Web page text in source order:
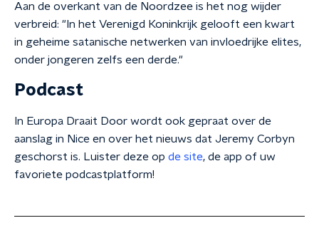
Aan de overkant van de Noordzee is het nog wijder
verbreid: "In het Verenigd Koninkrijk gelooft een kwart
in geheime satanische netwerken van invloedrijke elites,
onder jongeren zelfs een derde."
Podcast
In Europa Draait Door wordt ook gepraat over de
aanslag in Nice en over het nieuws dat Jeremy Corbyn
geschorst is. Luister deze op de site, de app of uw
favoriete podcastplatform!